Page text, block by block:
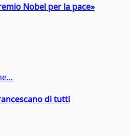
Nobel per la pace»
di tutti